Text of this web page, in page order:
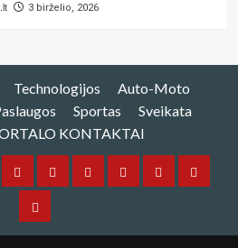
3 birželio, 2026
Technologijos
Auto-Moto
Sportas
Sveikata
KONTAKTAI
Laisvalaikis
NT PaslaugosSportasSveikataVerslas
PORTALO